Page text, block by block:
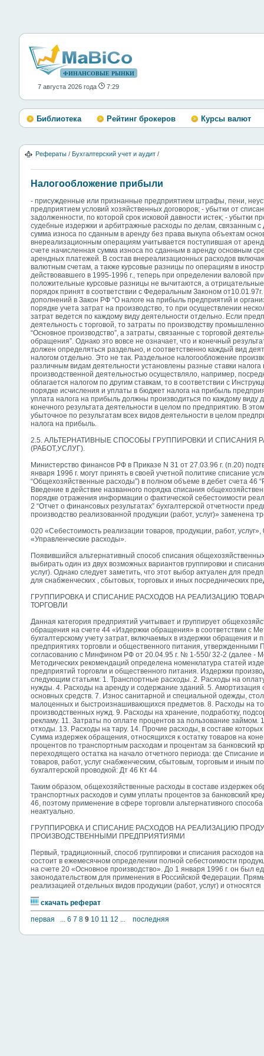
ФИНАНСОВЫЕ РЫНКИ
7 августа 2026 года 7:29
Библиотека Рейтинг брокеров Курсы валют
Рефераты / Бухгалтерский учет и аудит /
Налогообложение прибыли
- присужденные или признанные предприятием штрафы, пени,
предприятием условий хозяйственных договоров; - убытки от
задолженности, по которой срок исковой давности истек; - убытки
судебные издержки и арбитражные расходы по делам, связанным с
сумма износа по сданным в аренду без права выкупа объектам
внереализационным операциям учитывается поступившая от
счете начисленная сумма износа по сданным в аренду основным
арендных платежей. В состав внереализационных расходов
валютным счетам, а также курсовые разницы по операциям в
действовавшего в 1995-1996 г., теперь при определении валовой
положительные курсовые разницы не вычитаются, а
порядок принят в соответствии с Федеральным Законом
дополнений в Закон РФ “О налоге на прибыль предприятий и
порядке учета затрат на производство, то при осуществлении
затрат ведется по каждому виду деятельности отдельно. Если
деятельность с торговой, то затраты по производству
“Основное производство”, а затраты, связанные с торговой
обращения”. Однако это вовсе не означает, что и конечный
должен определяться раздельно, и соответственно каждый вид
налогом отдельно. Это не так. Раздельное налогообложение
различным видам деятельности установлены разные ставки
производственной деятельностью осуществляло, например,
облагается налогом по другим ставкам, то в соответствии с
порядке исчисления и уплаты в бюджет налога на прибыль
уплата налога на прибыль должны производиться по каждому виду
конечного результата деятельности в целом по предприятию. В
убыточное по результатам всех видов деятельности в целом
налога на прибыль.
2.5. АЛЬТЕРНАТИВНЫЕ СПОСОБЫ ГРУППИРОВКИ И СПИСАНИЯ
(РАБОТ,УСЛУГ).
Министерство финансов РФ в Приказе N 31 от 27.03.96 г. (п.20)
января 1996 г. могут принять в своей учетной политике списание
“Общехозяйственные расходы”) в полном объеме в дебет счета 46
Введение в действие названного порядка списания
порядке отражения информации о фактической себестоимости
2 “Отчет о финансовых результатах” бухгалтерской отчетности
производство реализованной продукции (работ, услуг)» заменена
020 «Себестоимость реализации товаров, продукции, работ,
«Управленческие расходы».
Появившийся альтернативный способ списания
выбирать один из двух возможных вариантов группировки и
услуг). Однако следует заметить, что этот выбор актуален для
для снабженческих , сбытовых, торговых и иных посреднических
ГРУППИРОВКА И СПИСАНИЕ РАСХОДОВ НА РЕАЛИЗАЦИЮ
ТОРГОВЛИ
Данная категория предприятий учитывает и группирует
обращения на счете 44 «Издержки обращения» в соответствии с
бухгалтерскому учету затрат, включаемых в издержки обращения и
предприятиях торговли и общественного питания, утвержденными
согласованию с Минфином РФ от 20.04.95 г. № 1-550/ 32-2 (далее -
Методических рекомендаций определена номенклатура статей
предприятий торговли и общественного питания. Издержки
следующим статьям: 1. Транспортные расходы. 2. Расходы на
нужды. 4. Расходы на аренду и содержание зданий. 5. Амортизация
основных средств. 7. Износ санитарной и специальной одежды,
малоценных и быстроизнашивающихся предметов. 8. Расходы на
производственных нужд. 9. Расходы на хранение, подработку,
рекламу. 11. Затраты по оплате процентов за пользование займом.
отходы. 13. Расходы на тару. 14. Прочие расходы, в составе
Сумма издержек обращения, относящихся к остатку товаров на
процентов по транспортным расходам и процентам за банковский
переходящего остатка на начало отчетного периода: где
товаров, работ, услуг снабженческим, сбытовым, торговым и иным
бухгалтерской проводкой: Дт 46 Кт 44
Таким образом, общехозяйственные расходы в составе издержек
транспортных расходов и сумм уплаты процентов за банковский
46, поэтому применение в сфере торговли альтернативного
неактуально.
ГРУППИРОВКА И СПИСАНИЕ РАСХОДОВ НА РЕАЛИЗАЦИЮ
ПРОИЗВОДСТВЕННЫМИ ПРЕДПРИЯТИЯМИ
Первый, традиционный, способ группировки и списания расходов
состоит в ежемесячном определении полной себестоимости
на счете 20 «Основное производство». До 1 января 1996 г. он был
законодательством для применения в Российской Федерации.
реализацией отдельных видов продукции (работ, услуг) и относятся
скачать реферат
первая
... 6 7 8 9 10 11 12 ... последняя